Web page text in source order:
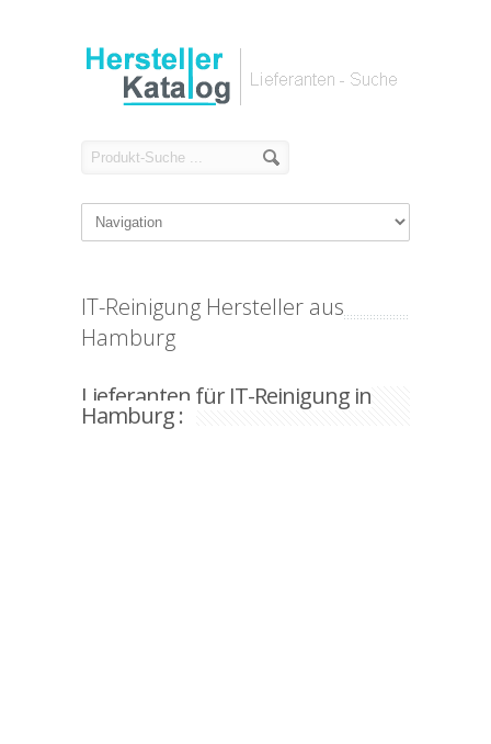
IT-Reinigung Hersteller aus
Hamburg
Lieferanten für IT-Reinigung in
Hamburg :